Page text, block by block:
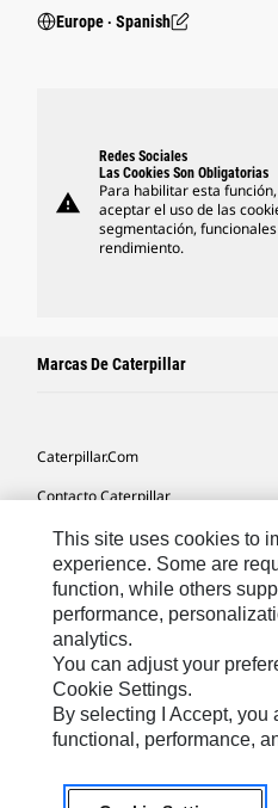
Europe ‧ Spanish
warning
Redes Sociales
Las Cookies Son Obligatorias
Para habilitar esta
aceptar el uso de las
segmentación,
rendimiento.
Marcas De Caterpillar
Caterpillar.com
Contacto Caterpillar
Mis Preferencias De Marketing
Mapa Del Sitio
Cookie Settings
Aviso Legal
Privacidad
Europe-Spanish© 2026 Caterpillar.
This site uses cookies to
experience. Some are
function, while others
performance,
analytics.
You can adjust your
Cookie Settings.
By selecting I Accept, you
functional, performance,